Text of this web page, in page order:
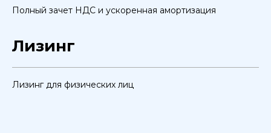
Полный зачет НДС и ускоренная амортизация
Лизинг
Лизинг для физических лиц